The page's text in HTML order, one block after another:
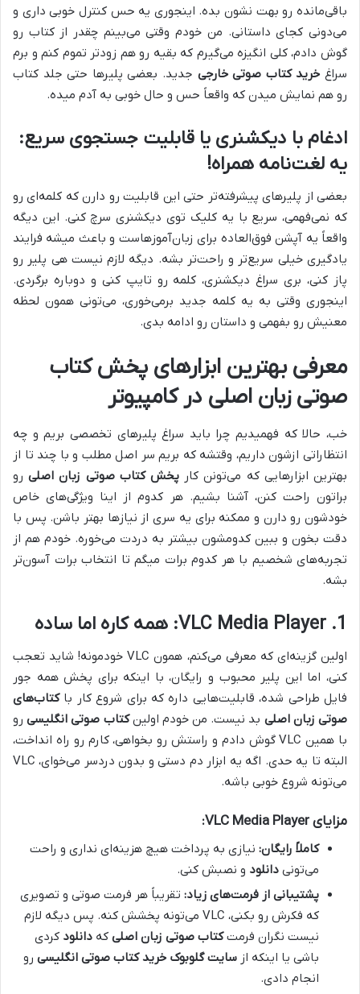
باقی‌مانده رو بهت نشون بده. اینجوری یه حس کنترل خوبی داری و
می‌دونی کجای داستانی. من خودم وقتی می‌بینم چقدر از کتاب رو
گوش دادم، کلی انگیزه می‌گیرم که بقیه رو هم زودتر تموم کنم و برم
سراغ خرید کتاب صوتی خارجی جدید. بعضی پلیرها حتی جلد کتاب
رو هم نمایش میدن که واقعاً حس و حال خوبی به آدم میده.
ادغام با دیکشنری یا قابلیت جستجوی سریع:
یه لغت‌نامه همراه!
بعضی از پلیرهای پیشرفته‌تر حتی این قابلیت رو دارن که کلمه‌ای رو
که نمی‌فهمی، سریع با یه کلیک توی دیکشنری سرچ کنی. این دیگه
واقعاً یه آپشن فوق‌العاده برای زبان‌آموزهاست و باعث میشه فرایند
یادگیری خیلی سریع‌تر و راحت‌تر بشه. دیگه لازم نیست هی پلیر رو
پاز کنی، بری سراغ دیکشنری، کلمه رو تایپ کنی و دوباره برگردی.
اینجوری وقتی به یه کلمه جدید برمی‌خوری، می‌تونی همون لحظه
معنیش رو بفهمی و داستان رو ادامه بدی.
معرفی بهترین ابزارهای پخش کتاب
صوتی زبان اصلی در کامپیوتر
خب، حالا که فهمیدیم چرا باید سراغ پلیرهای تخصصی بریم و چه
انتظاراتی ازشون داریم، وقتشه که بریم سر اصل مطلب و با چند تا از
بهترین ابزارهایی که می‌تونن کار پخش کتاب صوتی زبان اصلیرو
براتون راحت کنن، آشنا بشیم. هر کدوم از اینا ویژگی‌های خاص
خودشون رو دارن و ممکنه برای یه سری از نیازها بهتر باشن. پس با
دقت بخون و ببین کدومشون بیشتر به دردت می‌خوره. خودم هم از
تجربه‌های شخصیم با هر کدوم برات میگم تا انتخاب برات آسون‌تر
بشه.
1. VLC Media Player: همه کاره اما ساده
اولین گزینه‌ای که معرفی می‌کنم، همون VLC خودمونه! شاید تعجب
کنی، اما این پلیر محبوب و رایگان، با اینکه برای پخش همه جور
فایل طراحی شده، قابلیت‌هایی داره که برای شروع کار باکتاب‌های
صوتی زبان اصلی بد نیست. من خودم اولینکتاب صوتی انگلیسیرو
با همین VLC گوش دادم و راستش رو بخواهی، کارم رو راه انداخت،
البته تا یه حدی. اگه یه ابزار دم دستی و بدون دردسر می‌خوای، VLC
می‌تونه شروع خوبی باشه.
مزایای VLC Media Player:
کاملاً رایگان: نیازی به پرداخت هیچ هزینه‌ای نداری و راحت
می‌تونی دانلود و نصبش کنی.
پشتیبانی از فرمت‌های زیاد: تقریباً هر فرمت صوتی و تصویری
که فکرش رو بکنی، VLC می‌تونه پخشش کنه. پس دیگه لازم
نیست نگران فرمتکتاب صوتی زبان اصلی که دانلود کردی
باشی یا اینکه از سایت گلوبوک خرید کتاب صوتی انگلیسی رو
انجام دادی.